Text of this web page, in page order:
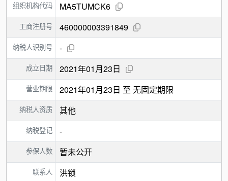
组织机构代码 MA5TUMCK6
工商注册号 460000003391849
纳税人识别号 -
成立日期 2021年01月23日
营业期限 2021年01月23日 至 无固定期限
纳税人资质 其他
纳税登记 -
参保人数 暂未公开
联系人 洪锁